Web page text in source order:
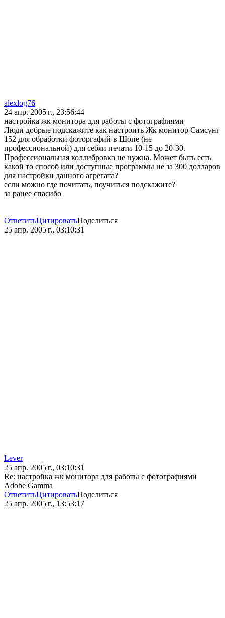
alexlog76
24 апр. 2005 г., 23:56:44
настройка жк монитора для работы с фотографиями
Люди добрые подскажите как настроить Жк монитор Самсунг
152 для обработки фоторгафий в Шопе (не
профессиональной) для себяи печати 10-15 до 20-30.
Профессиональная коллибровка не нужна. Может быть есть
какой то способ или доступные программы не за 300 долларов
для настройки данного агрегата?
если можно где почитать, поучиться подскажите?
за ранее спасибо
ОтветитьЦитироватьПоделиться
25 апр. 2005 г., 03:10:31
Lever
25 апр. 2005 г., 03:10:31
Re: настройка жк монитора для работы с фотографиями
Adobe Gamma
ОтветитьЦитироватьПоделиться
25 апр. 2005 г., 13:53:17